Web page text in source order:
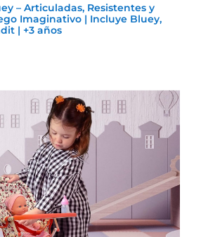
– Articuladas, Resistentes y
Imaginativo | Incluye Bluey,
| +3 años